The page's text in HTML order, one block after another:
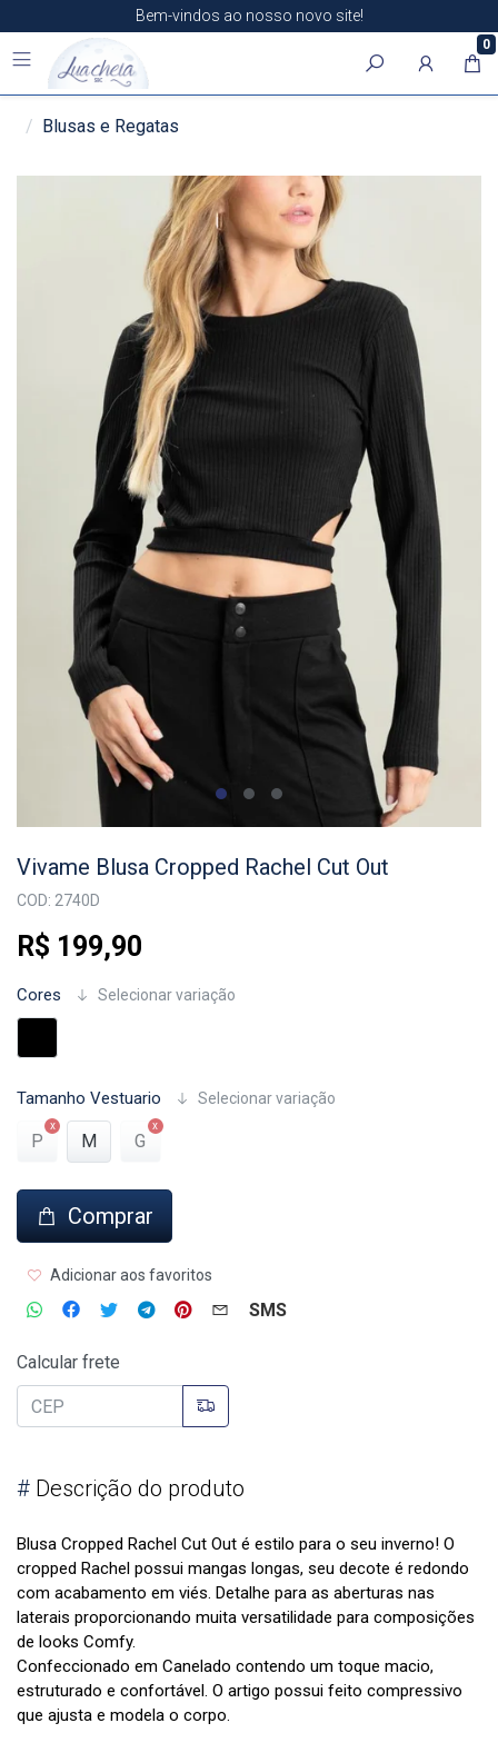
Bem-vindos ao nosso novo site!
0
Blusas e Regatas
Vivame Blusa Cropped Rachel Cut Out
COD: 2740D
R$ 199,90
Cores Selecionar variação
Tamanho Vestuario Selecionar variação
P M G
Comprar
Adicionar aos favoritos
SMS
Calcular frete
# Descrição do produto
Blusa Cropped Rachel Cut Out é estilo para o seu inverno! O
cropped Rachel possui mangas longas, seu decote é redondo
com acabamento em viés. Detalhe para as aberturas nas
laterais proporcionando muita versatilidade para composições
de looks Comfy.
Confeccionado em Canelado contendo um toque macio,
estruturado e confortável. O artigo possui feito compressivo
que ajusta e modela o corpo.